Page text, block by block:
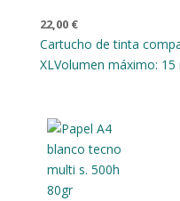
22,00 €
Cartucho de tinta
XLVolumen máximo: 15